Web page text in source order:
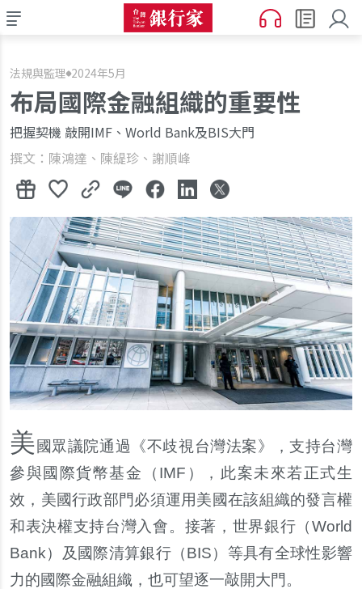
法規與監理 2024年5月
布局國際金融組織的重要性
把握契機 敲開IMF、World Bank及BIS大門
撰文：陳鴻達、陳緹珍、謝順峰
美 國眾議院通過《不歧視台灣法案》，支持台灣
參與國際貨幣基金（IMF），此案未來若正式生
效，美國行政部門必須運用美國在該組織的發言權
和表決權支持台灣入會。接著，世界銀行（World
Bank）及國際清算銀行（BIS）等具有全球性影響
力的國際金融組織，也可望逐一敲開大門。